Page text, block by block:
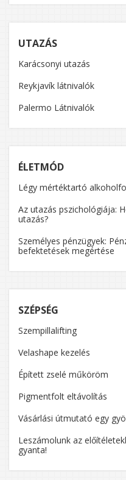
UTAZÁS
Karácsonyi utazás
Reykjavík látnivalók
Palermo Látnivalók
ÉLETMÓD
Légy mértéktartó
Az utazás pszichológiája:
utazás?
Személyes pénzügyek:
befektetések megértése
SZÉPSÉG
Szempillalifting
Velashape kezelés
Épített zselé műköröm
Pigmentfolt eltávolítás
Vásárlási útmutató egy
Leszámolunk az
gyanta!